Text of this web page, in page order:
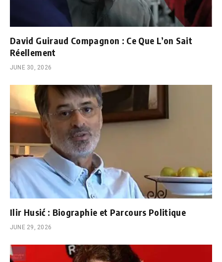
David Guiraud Compagnon : Ce Que L’on Sait
Réellement
JUNE 30, 2026
Ilir Husić : Biographie et Parcours Politique
JUNE 29, 2026